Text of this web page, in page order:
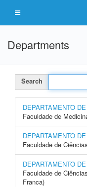
Departments
Search
DEPARTAMENTO
Faculdade de
DEPARTAMENTO
Faculdade de
DEPARTAMENTO
Faculdade de
Franca)